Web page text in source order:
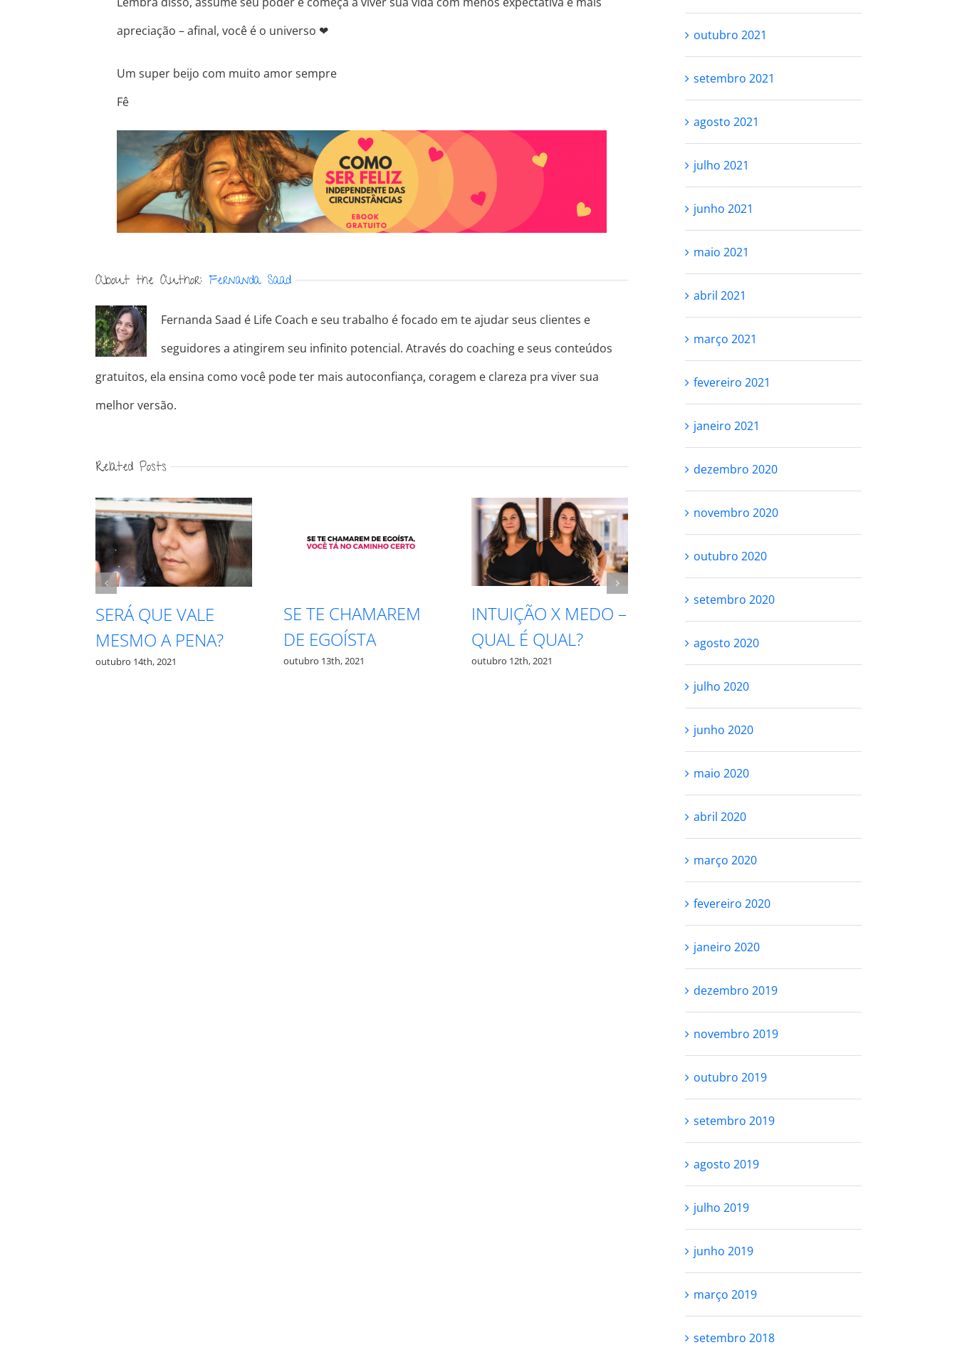
apreciação – afinal, você é o universo ❤
Um super beijo com muito amor sempre
Fê
About the Author:Fernanda Saad
Fernanda Saad é Life Coach e seu trabalho é focado em te ajudar seus clientes e
seguidores a atingirem seu infinito potencial. Através do coaching e seus conteúdos
gratuitos, ela ensina como você pode ter mais autoconfiança, coragem e clareza pra viver sua
melhor versão.
Related Posts
SERÁ QUE VALE
MESMO A PENA?
outubro 14th, 2021
SE TE CHAMAREM
DE EGOÍSTA
outubro 13th, 2021
INTUIÇÃO X MEDO –
QUAL É QUAL?
outubro 12th, 2021
PROCESSO
SE AMAR
outubro 2021
setembro 2021
agosto 2021
julho 2021
junho 2021
maio 2021
abril 2021
março 2021
fevereiro 2021
janeiro 2021
dezembro 2020
novembro 2020
outubro 2020
setembro 2020
agosto 2020
julho 2020
junho 2020
maio 2020
abril 2020
março 2020
fevereiro 2020
janeiro 2020
dezembro 2019
novembro 2019
outubro 2019
setembro 2019
agosto 2019
julho 2019
junho 2019
março 2019
setembro 2018